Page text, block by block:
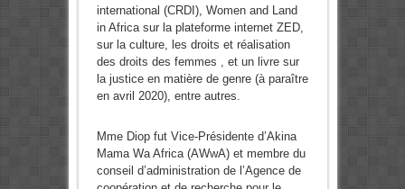
international (CRDI), Women and Land
in Africa sur la plateforme internet ZED,
sur la culture, les droits et réalisation
des droits des femmes , et un livre sur
la justice en matière de genre (à paraître
en avril 2020), entre autres.
Mme Diop fut Vice-Présidente d’Akina
Mama Wa Africa (AWwA) et membre du
conseil d’administration de l’Agence de